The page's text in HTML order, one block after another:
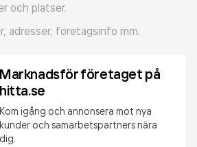
och platser.
adresser, företagsinfo mm.
Marknadsför företaget på
hitta.se
Kom igång och annonsera mot nya
kunder och samarbetspartners nära
dig.